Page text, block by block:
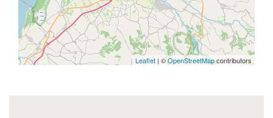
Leaflet | ©OpenStreetMapcontributors